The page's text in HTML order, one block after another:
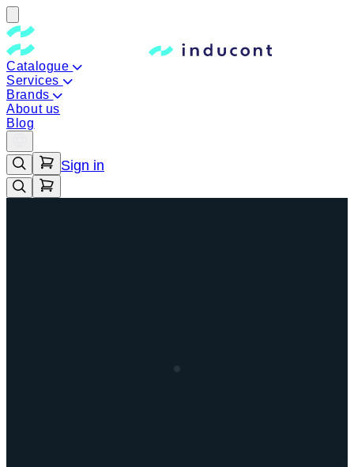
Catalogue
Services
Brands
About us
Blog
Sign in